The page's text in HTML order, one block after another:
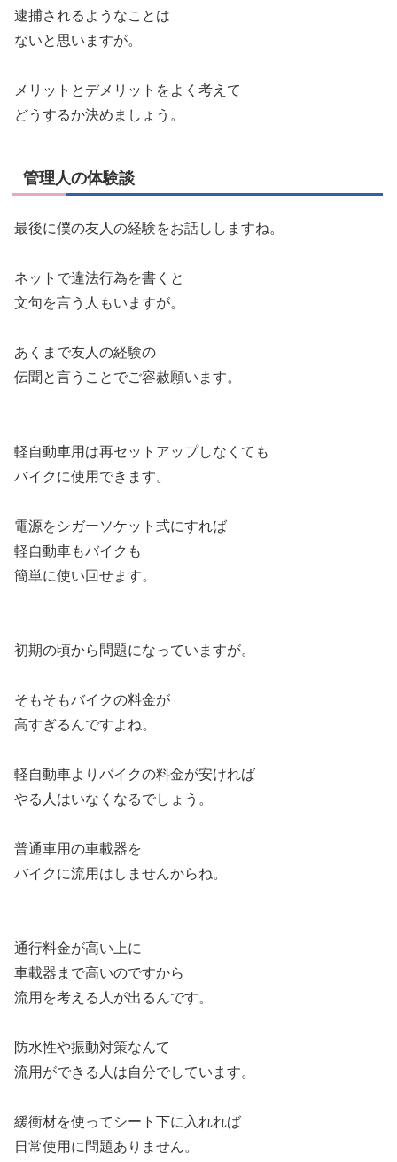
逮捕されるようなことは
ないと思いますが。
メリットとデメリットをよく考えて
どうするか決めましょう。
管理人の体験談
最後に僕の友人の経験をお話ししますね。
ネットで違法行為を書くと
文句を言う人もいますが。
あくまで友人の経験の
伝聞と言うことでご容赦願います。
軽自動車用は再セットアップしなくても
バイクに使用できます。
電源をシガーソケット式にすれば
軽自動車もバイクも
簡単に使い回せます。
初期の頃から問題になっていますが。
そもそもバイクの料金が
高すぎるんですよね。
軽自動車よりバイクの料金が安ければ
やる人はいなくなるでしょう。
普通車用の車載器を
バイクに流用はしませんからね。
通行料金が高い上に
車載器まで高いのですから
流用を考える人が出るんです。
防水性や振動対策なんて
流用ができる人は自分でしています。
緩衝材を使ってシート下に入れれば
日常使用に問題ありません。